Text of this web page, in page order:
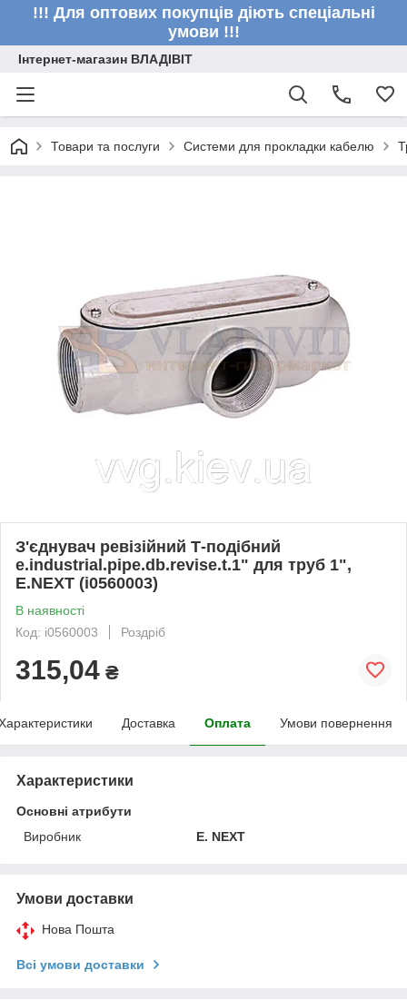
!!! Для оптових покупців діють спеціальні
умови !!!
Інтернет-магазин ВЛАДІВІТ
Товари та послуги Системи для прокладки кабелю
З'єднувач ревізійний Т-подібний
e.industrial.pipe.db.revise.t.1" для труб 1",
E.NEXT (i0560003)
В наявності
Код: i0560003
Роздріб
315,04 ₴
Доставка Оплата Умови повернення
Характеристики
Основні атрибути
Виробник
E. NEXT
Умови доставки
Нова Пошта
Всі умови доставки